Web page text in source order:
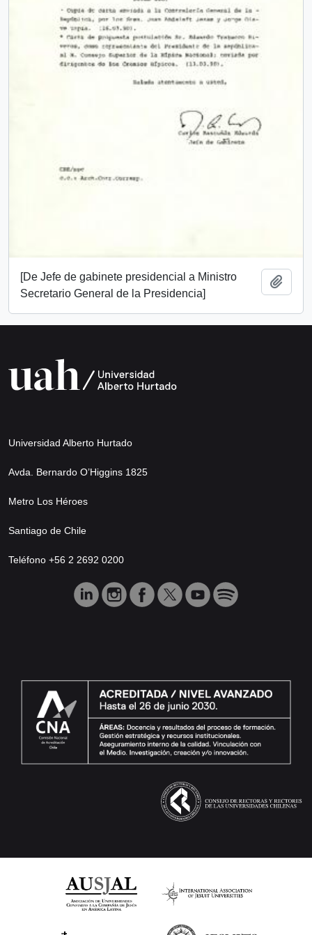
[De Jefe de gabinete presidencial a Ministro
Secretario General de la Presidencia]
Universidad Alberto Hurtado
Avda. Bernardo O’Higgins 1825
Metro Los Héroes
Santiago de Chile
Teléfono +56 2 2692 0200